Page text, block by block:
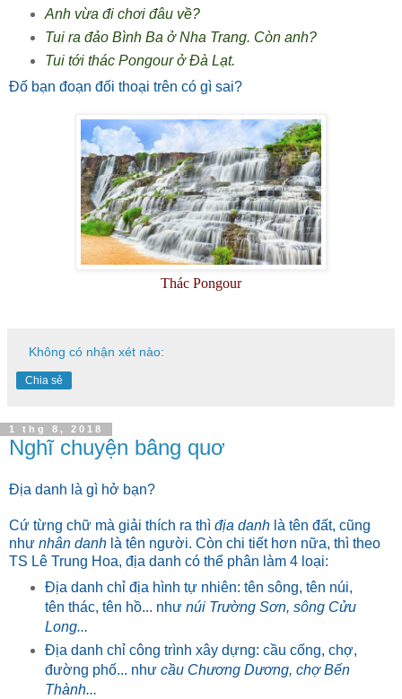
Anh vừa đi chơi đâu về?
Tui ra đảo Bình Ba ở Nha Trang. Còn anh?
Tui tới thác Pongour ở Đà Lạt.
Đố bạn đoạn đối thoại trên có gì sai?
Thác Pongour
Không có nhận xét nào:
Chia sẻ
1 thg 8, 2018
Nghĩ chuyện bâng quơ
Địa danh là gì hở bạn?
Cứ từng chữ mà giải thích ra thì địa danh là tên đất, cũng
như nhân danh là tên người. Còn chi tiết hơn nữa, thì theo
TS Lê Trung Hoa, địa danh có thể phân làm 4 loại:
Địa danh chỉ địa hình tự nhiên: tên sông, tên núi,
tên thác, tên hồ... như núi Trường Sơn, sông Cửu
Long...
Địa danh chỉ công trình xây dựng: cầu cống, chợ,
đường phố... như cầu Chương Dương, chợ Bến
Thành...